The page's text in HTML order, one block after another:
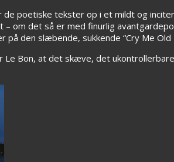
de poetiske tekster op i et mildt og
– om det så er med finurlig
på den slæbende, sukkende “Cry Me Old
Le Bon, at det skæve, det